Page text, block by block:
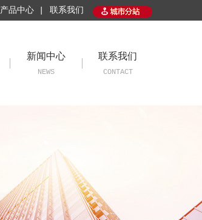
产品中心 | 联系我们
新闻中心
NEWS
联系我们
CONTACT